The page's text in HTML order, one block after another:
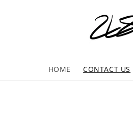
HOME CONTACT US